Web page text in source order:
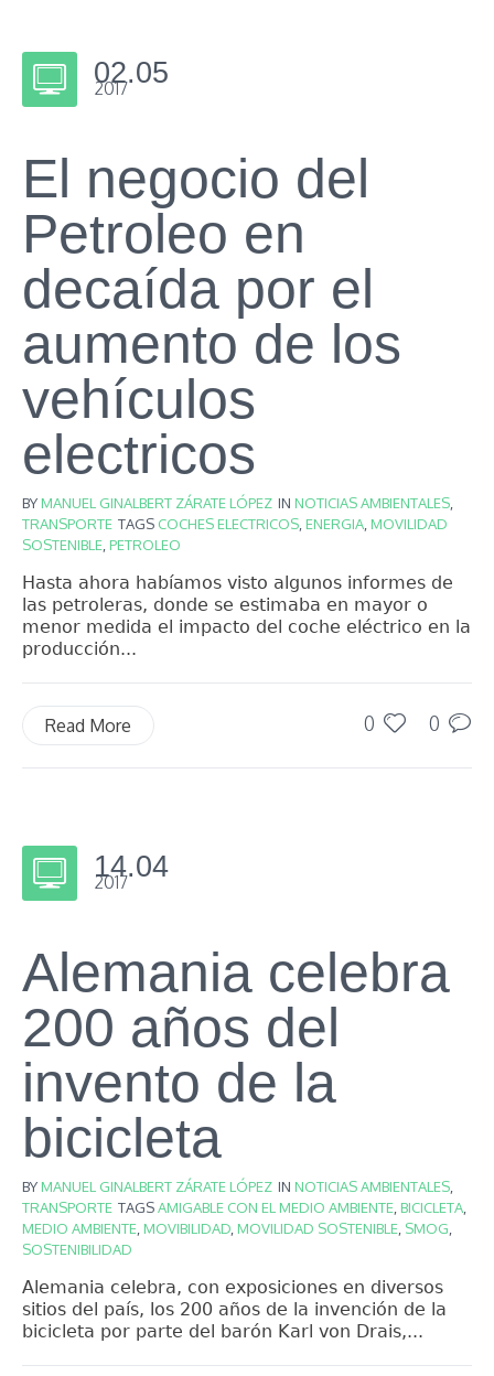
02.05
2017
El negocio del
Petroleo en
decaída por el
aumento de los
vehículos
electricos
BYMANUEL GINALBERT ZÁRATE LÓPEZ IN NOTICIAS AMBIENTALES
TRANSPORTE TAGS COCHES ELECTRICOS ENERGIA MOVILIDAD
SOSTENIBLE PETROLEO
Hasta ahora habíamos visto algunos informes de
las petroleras, donde se estimaba en mayor o
menor medida el impacto del coche eléctrico en la
producción...
0 0
Read More
14.04
2017
Alemania celebra
200 años del
invento de la
bicicleta
BYMANUEL GINALBERT ZÁRATE LÓPEZ IN NOTICIAS AMBIENTALES
TRANSPORTE TAGSAMIGABLE CON EL MEDIO AMBIENTE BICICLETA
MEDIO AMBIENTE MOVIBILIDAD MOVILIDAD SOSTENIBLE SMOG
SOSTENIBILIDAD
Alemania celebra, con exposiciones en diversos
sitios del país, los 200 años de la invención de la
bicicleta por parte del barón Karl von Drais,...